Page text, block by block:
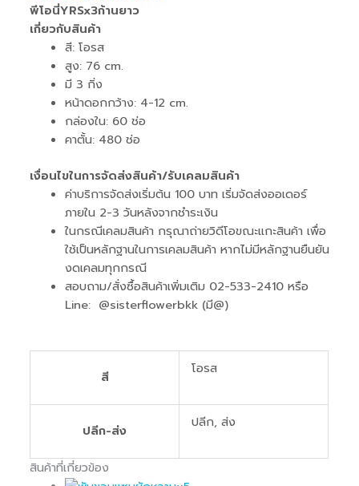
พีโอนี่YRSx3ก้านยาว
เกี่ยวกับสินค้า
สี: โอรส
สูง: 76 cm.
มี 3 กิ่ง
หน้าดอกกว้าง: 4-12 cm.
กล่องใน: 60 ช่อ
คาตั้น: 480 ช่อ
เงื่อนไขในการจัดส่งสินค้า/รับเคลมสินค้า
ค่าบริการจัดส่งเริ่มต้น 100 บาท เริ่มจัดส่งออเดอร์
ภายใน 2-3 วันหลังจากชำระเงิน
ในกรณีเคลมสินค้า กรุณาถ่ายวิดีโอขณะแกะสินค้า เพื่อ
ใช้เป็นหลักฐานในการเคลมสินค้า หากไม่มีหลักฐานยืนยัน
งดเคลมทุกกรณี
สอบถาม/สั่งซื้อสินค้าเพิ่มเติม 02-533-2410 หรือ
Line: @sisterflowerbkk (มี@)
สี โอรส
ปลีก-ส่ง ปลีก, ส่ง
สินค้าที่เกี่ยวข้อง